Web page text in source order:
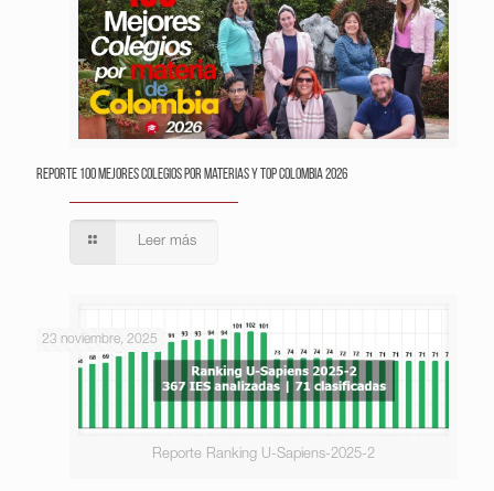
Reporte 100 Mejores Colegios por Materias y Top Colombia 2026
Leer más
Reporte Ranking U-Sapiens-2025-2
23 noviembre, 2025